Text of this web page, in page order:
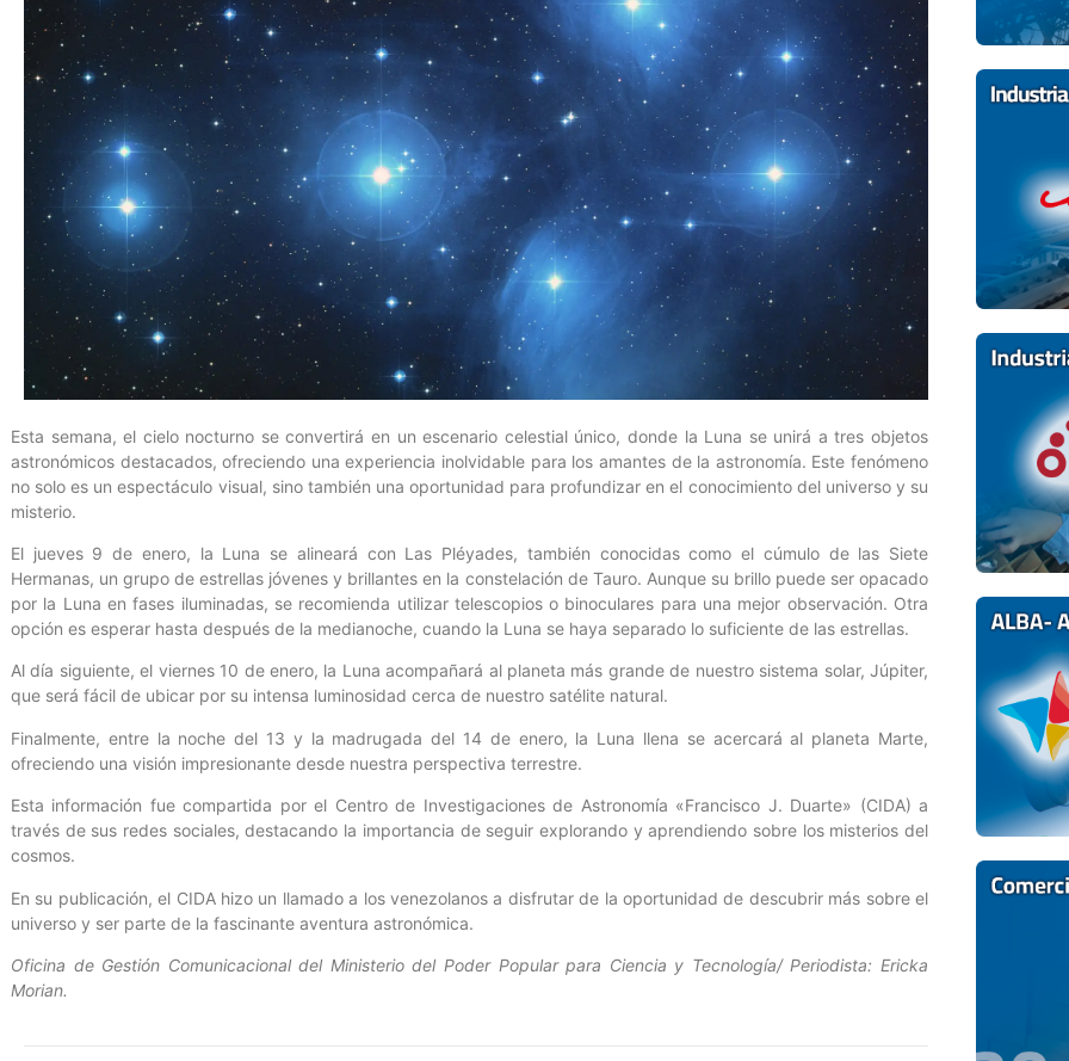
Esta semana, el cielo nocturno se convertirá en un escenario celestial único, donde la Luna se unirá a tres objetos
astronómicos destacados, ofreciendo una experiencia inolvidable para los amantes de la astronomía. Este fenómeno
no solo es un espectáculo visual, sino también una oportunidad para profundizar en el conocimiento del universo y su
misterio.
El jueves 9 de enero, la Luna se alineará con Las Pléyades, también conocidas como el cúmulo de las Siete
Hermanas, un grupo de estrellas jóvenes y brillantes en la constelación de Tauro. Aunque su brillo puede ser opacado
por la Luna en fases iluminadas, se recomienda utilizar telescopios o binoculares para una mejor observación. Otra
opción es esperar hasta después de la medianoche, cuando la Luna se haya separado lo suficiente de las estrellas.
Al día siguiente, el viernes 10 de enero, la Luna acompañará al planeta más grande de nuestro sistema solar, Júpiter,
que será fácil de ubicar por su intensa luminosidad cerca de nuestro satélite natural.
Finalmente, entre la noche del 13 y la madrugada del 14 de enero, la Luna llena se acercará al planeta Marte,
ofreciendo una visión impresionante desde nuestra perspectiva terrestre.
Esta información fue compartida por el Centro de Investigaciones de Astronomía «Francisco J. Duarte» (CIDA) a
través de sus redes sociales, destacando la importancia de seguir explorando y aprendiendo sobre los misterios del
cosmos.
En su publicación, el CIDA hizo un llamado a los venezolanos a disfrutar de la oportunidad de descubrir más sobre el
universo y ser parte de la fascinante aventura astronómica.
Oficina de Gestión Comunicacional del Ministerio del Poder Popular para Ciencia y Tecnología/ Periodista: Ericka
Morian.